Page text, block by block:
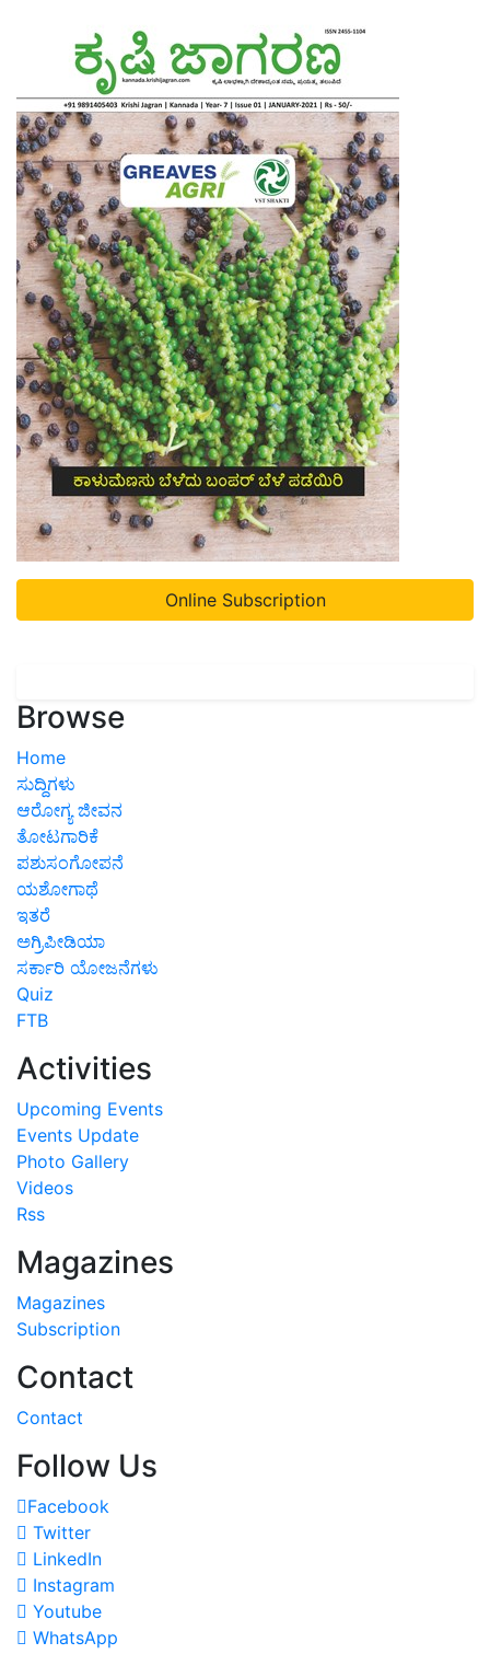
Online Subscription
Browse
Home
ಸುದ್ದಿಗಳು
ಆರೋಗ್ಯ ಜೀವನ
ತೋಟಗಾರಿಕೆ
ಪಶುಸಂಗೋಪನೆ
ಯಶೋಗಾಥೆ
ಇತರೆ
ಅಗ್ರಿಪೀಡಿಯಾ
ಸರ್ಕಾರಿ ಯೋಜನೆಗಳು
Quiz
FTB
Activities
Upcoming Events
Events Update
Photo Gallery
Videos
Rss
Magazines
Magazines
Subscription
Contact
Contact
Follow Us
Facebook
Twitter
LinkedIn
Instagram
Youtube
WhatsApp